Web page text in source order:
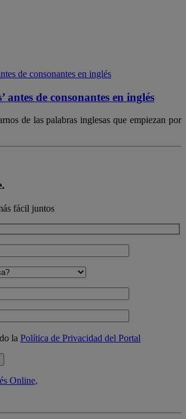
antes de consonantes en inglés
de las palabras inglesas que empiezan por
fácil juntos
la Política de Privacidad del Portal